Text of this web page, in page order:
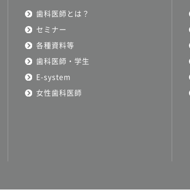
歯科医師とは？
セミナー
各種資料等
歯科医師・学生
E-system
女性歯科医師